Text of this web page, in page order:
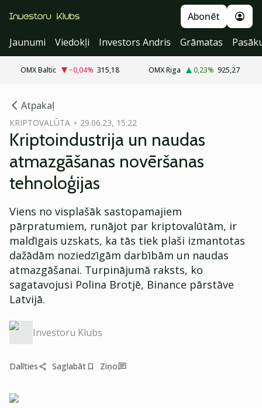
Abonēt
Jaunumi
Viedokļi Investors Andris Grāmatas
OMX Baltic −0,04% 315,18 OMX Riga 0,23% 925,27
Atpakaļ
KRIPTOVALŪTA 29.06.23, 15:22
Kriptoindustrija un naudas
atmazgāšanas novēršanas
tehnoloģijas
Viens no visplašāk sastopamajiem
pārpratumiem, runājot par kriptovalūtām, ir
maldīgais uzskats, ka tās tiek plaši izmantotas
dažādām noziedzīgām darbībām un naudas
atmazgāšanai. Turpinājumā raksts, ko
sagatavojusi Polina Brotjē, Binance pārstāve
Latvijā.
Investoru Klubs
Dalīties Saglabāt Ziņo